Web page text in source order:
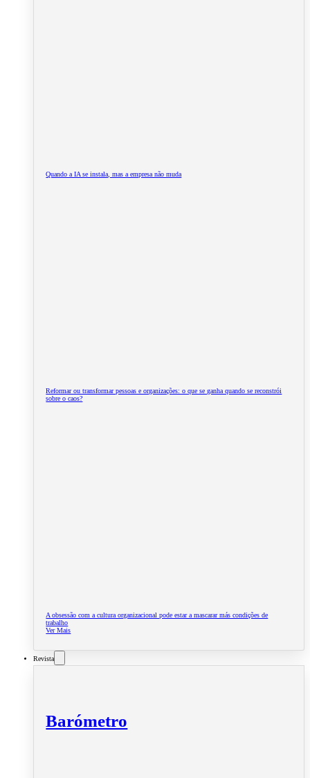
Quando a IA se instala, mas a empresa não muda
Reformar ou transformar pessoas e organizações: o que se ganha quando se reconstrói
sobre o caos?
A obsessão com a cultura organizacional pode estar a mascarar más condições de
trabalho
Ver Mais
Revista
Barómetro